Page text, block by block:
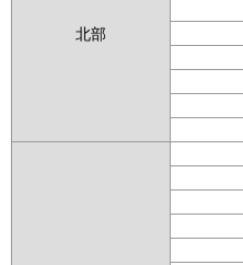
北部